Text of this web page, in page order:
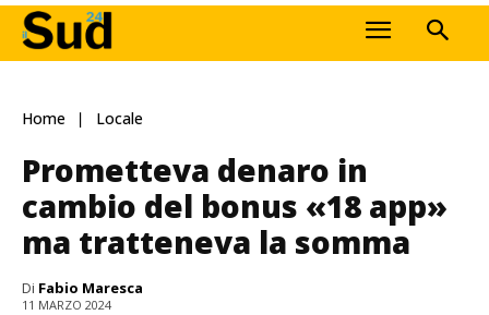
Home Locale
Prometteva denaro in
cambio del bonus «18 app»
ma tratteneva la somma
Di Fabio Maresca
11 MARZO 2024